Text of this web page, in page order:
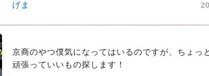
げま
京商のやつ僕気になってはいるのですが、ちょっ
頑張っていいもの探します！